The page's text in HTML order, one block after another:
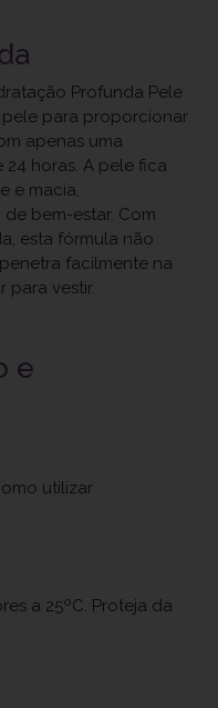
Profunda Pele
para proporcionar
apenas uma
horas. A pele fica
e macia,
bem-estar. Com
esta fórmula não
facilmente na
para vestir.
e
utilizar
a 25ºC. Proteja da